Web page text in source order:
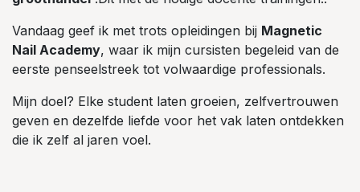
Vandaag geef ik met trots opleidingen bij Magnetic
Nail Academy, waar ik mijn cursisten begeleid van de
eerste penseelstreek tot volwaardige professionals.
Mijn doel? Elke student laten groeien, zelfvertrouwen
geven en dezelfde liefde voor het vak laten ontdekken
die ik zelf al jaren voel.